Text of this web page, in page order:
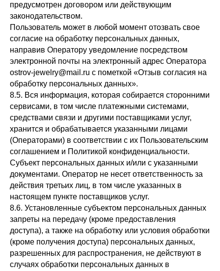
предусмотрен договором или действующим
законодательством.
Пользователь может в любой момент отозвать свое
согласие на обработку персональных данных,
направив Оператору уведомление посредством
электронной почты на электронный адрес Оператора
ostrov-jewelry@mail.ru с пометкой «Отзыв согласия на
обработку персональных данных».
8.5. Вся информация, которая собирается сторонними
сервисами, в том числе платежными системами,
средствами связи и другими поставщиками услуг,
хранится и обрабатывается указанными лицами
(Операторами) в соответствии с их Пользовательским
соглашением и Политикой конфиденциальности.
Субъект персональных данных и/или с указанными
документами. Оператор не несет ответственность за
действия третьих лиц, в том числе указанных в
настоящем пункте поставщиков услуг.
8.6. Установленные субъектом персональных данных
запреты на передачу (кроме предоставления
доступа), а также на обработку или условия обработки
(кроме получения доступа) персональных данных,
разрешенных для распространения, не действуют в
случаях обработки персональных данных в